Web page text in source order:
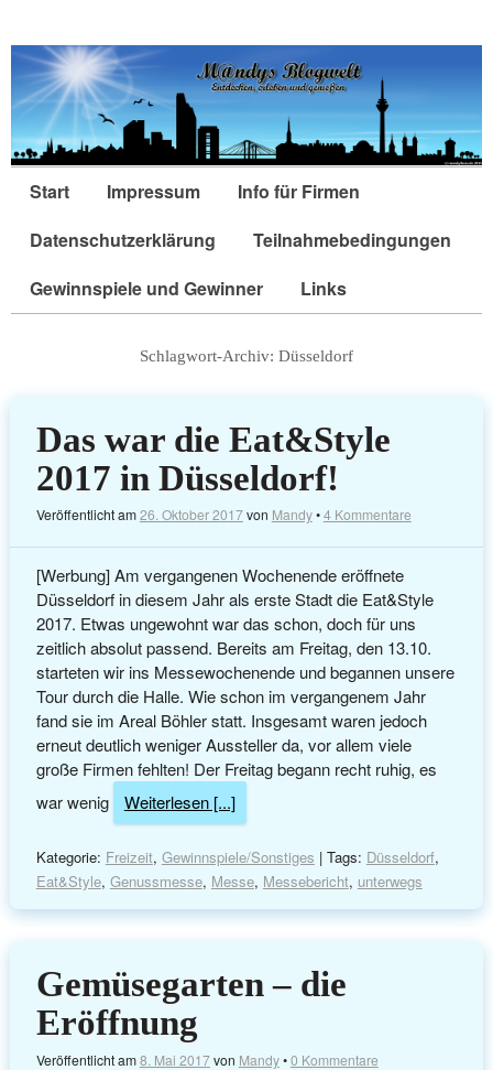
Start Impressum
Info für Firmen
Datenschutzerklärung
Teilnahmebedingungen
Gewinnspiele und Gewinner
Links
Schlagwort-Archiv: Düsseldorf
Das war die Eat&Style
2017 in Düsseldorf!
Veröffentlicht am26. Oktober 2017von Mandy•4 Kommentare
[Werbung] Am vergangenen Wochenende eröffnete
Düsseldorf in diesem Jahr als erste Stadt die Eat&Style
2017. Etwas ungewohnt war das schon, doch für uns
zeitlich absolut passend. Bereits am Freitag, den 13.10.
starteten wir ins Messewochenende und begannen unsere
Tour durch die Halle. Wie schon im vergangenem Jahr
fand sie im Areal Böhler statt. Insgesamt waren jedoch
erneut deutlich weniger Aussteller da, vor allem viele
große Firmen fehlten! Der Freitag begann recht ruhig, es
war wenig
Weiterlesen [...]
Kategorie: Freizeit, Gewinnspiele/Sonstiges | Tags: Düsseldorf,
Eat&Style, Genussmesse, Messe, Messebericht, unterwegs
Gemüsegarten – die
Eröffnung
Veröffentlicht am8. Mai 2017von Mandy•0 Kommentare